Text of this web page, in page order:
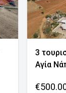
3
Αγία